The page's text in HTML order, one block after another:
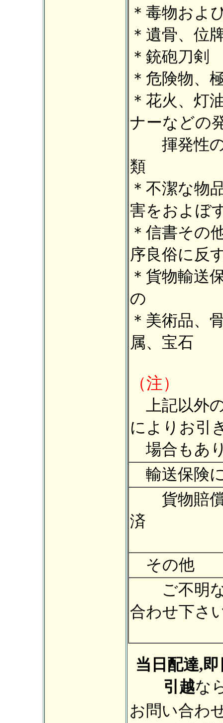
＊毒物およ
＊遺骨、位
＊銃砲刀剣
＊危険物、
＊花火、灯
ナーなどの
揮発性の
類
＊不潔な物
害をおよぼ
＊信書その
序良俗に反
＊貨物輸送
の
＊美術品、
属、宝石
（注）
上記以外
によりお引
場合もあ
輸送保険
貨物賠償
済
その他
ご不明な
合わせ下さ
当日配達,
引越な
お問い合わ